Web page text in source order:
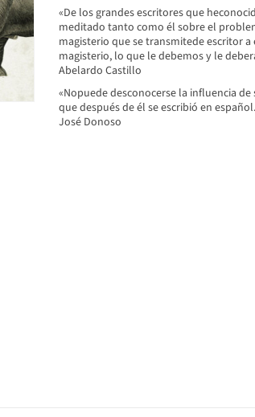
«De los grandes escritores que
meditado tanto como él sobre el
magisterio que se transmitede escritor
magisterio, lo que le debemos y le
Abelardo Castillo
«Nopuede desconocerse la influencia
que después de él se escribió en
José Donoso